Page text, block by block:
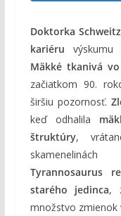
Doktorka
kariéru výskumu
Mäkké tkanivá
začiatkom 90.
širšiu pozornosť.
keď odhalila
štruktúry,
Tyrannosaurus
starého jedinca,
množstvo zmienok